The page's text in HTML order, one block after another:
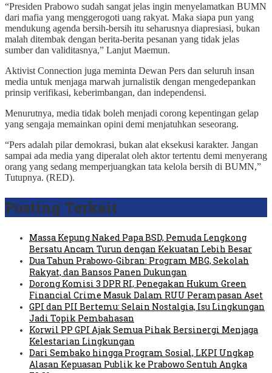
“Presiden Prabowo sudah sangat jelas ingin menyelamatkan BUMN
dari mafia yang menggerogoti uang rakyat. Maka siapa pun yang
mendukung agenda bersih-bersih itu seharusnya diapresiasi, bukan
malah ditembak dengan berita-berita pesanan yang tidak jelas
sumber dan validitasnya,” Lanjut Maemun.
Aktivist Connection juga meminta Dewan Pers dan seluruh insan
media untuk menjaga marwah jurnalistik dengan mengedepankan
prinsip verifikasi, keberimbangan, dan independensi.
Menurutnya, media tidak boleh menjadi corong kepentingan gelap
yang sengaja memainkan opini demi menjatuhkan seseorang.
“Pers adalah pilar demokrasi, bukan alat eksekusi karakter. Jangan
sampai ada media yang diperalat oleh aktor tertentu demi menyerang
orang yang sedang memperjuangkan tata kelola bersih di BUMN,”
Tutupnya. (RED).
Posting Terkait
Massa Kepung Naked Papa BSD, Pemuda Lengkong
Bersatu Ancam Turun dengan Kekuatan Lebih Besar
Dua Tahun Prabowo-Gibran: Program MBG, Sekolah
Rakyat, dan Bansos Panen Dukungan
Dorong Komisi 3 DPR RI, Penegakan Hukum Green
Financial Crime Masuk Dalam RUU Perampasan Aset
GPI dan PII Bertemu: Selain Nostalgia, Isu Lingkungan
Jadi Topik Pembahasan
Korwil PP GPI Ajak Semua Pihak Bersinergi Menjaga
Kelestarian Lingkungan
Dari Sembako hingga Program Sosial, LKPI Ungkap
Alasan Kepuasan Publik ke Prabowo Sentuh Angka